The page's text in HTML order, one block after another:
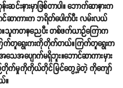
င်းနားမှာဖြစ်တာပါ။ ဘောက်ဆာနားက
ာင်ဆာကားက ဘရိတ်ပေါက်ပီး လမ်းလယ်
။သူကတနညေပီး တစ်ဖက်ယာဉ်ကြောက
ြက်တူရွေးကးကိုတိုက်တယ်။ကြက်တူရွေးက
အပျောက်မရှိဘူး။ဘောင်ဆာကားမှား
ဉ်တိုက်မှုကိုကိုယ်တိုင်မြင်တွေ့ခဲ့တဲ့ ကိုကျော်
။